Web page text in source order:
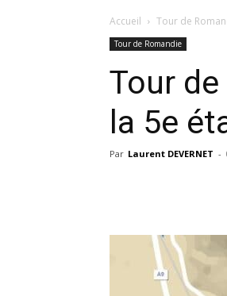
Accueil Tour de
Tour de Romandie
Tour
la 5e
Par Laurent DEVERNET -